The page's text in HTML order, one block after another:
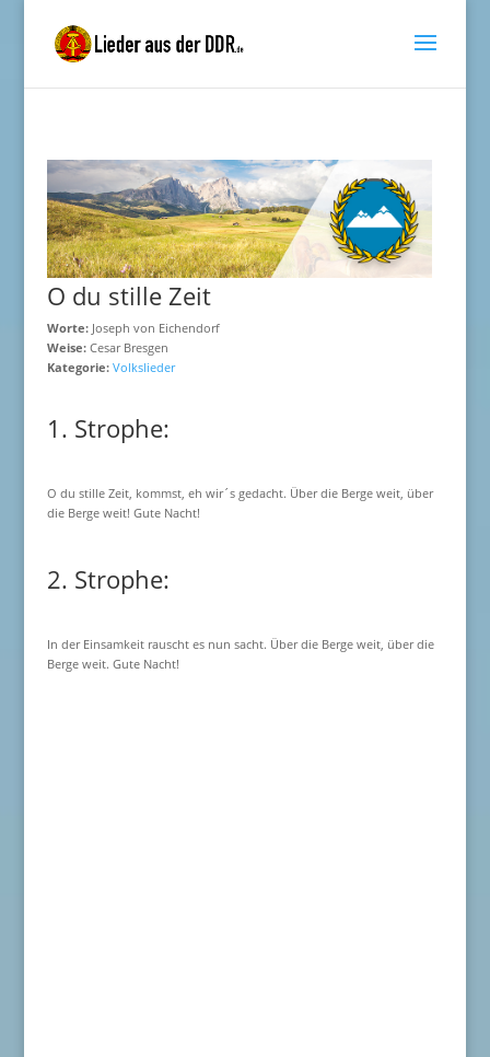
O du stille Zeit
Worte:Joseph von Eichendorf
Weise:Cesar Bresgen
Kategorie: Volkslieder
1. Strophe:
O du stille Zeit, kommst, eh wir´s gedacht. Über die Berge weit, über
die Berge weit! Gute Nacht!
2. Strophe:
In der Einsamkeit rauscht es nun sacht. Über die Berge weit, über die
Berge weit. Gute Nacht!